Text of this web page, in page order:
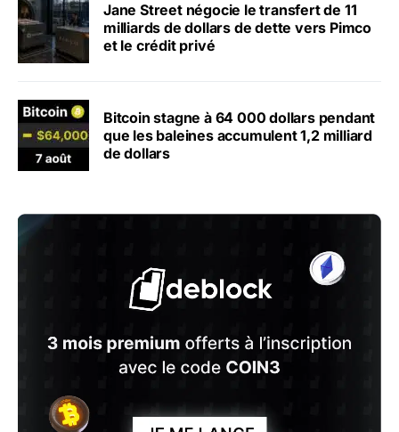
Jane Street négocie le transfert de 11
milliards de dollars de dette vers Pimco
et le crédit privé
Bitcoin stagne à 64 000 dollars pendant
que les baleines accumulent 1,2 milliard
de dollars